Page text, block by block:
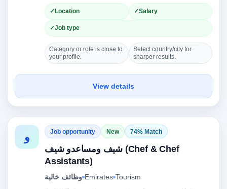
Location Salary
Job type
Category or role is close to
your profile.
Select country/city for
sharper results.
View details
و Job opportunity New 74% Match
شيف ومساعدو شيف (Chef & Chef
Assistants)
وظائف خالية Emirates Tourism